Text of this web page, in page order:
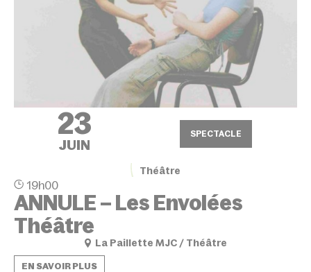
23
JUIN
SPECTACLE
Théâtre
19h00
ANNULE – Les Envolées
Théâtre
La Paillette MJC / Théâtre
EN SAVOIR PLUS